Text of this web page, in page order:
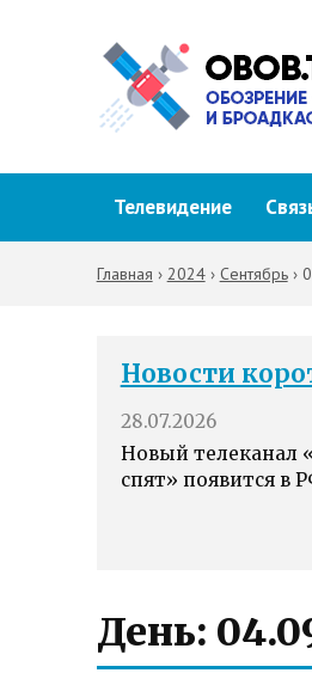
Телевидение
Главная › 2024› Сентябрь›
Новости
28.07.2026
Новый телеканал
спят» появится в
День: